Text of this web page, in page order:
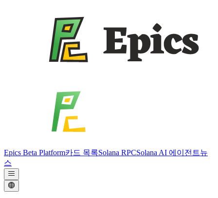
Epics Beta Platform카드 목록Solana RPCSolana AI 에이전트뉴
스